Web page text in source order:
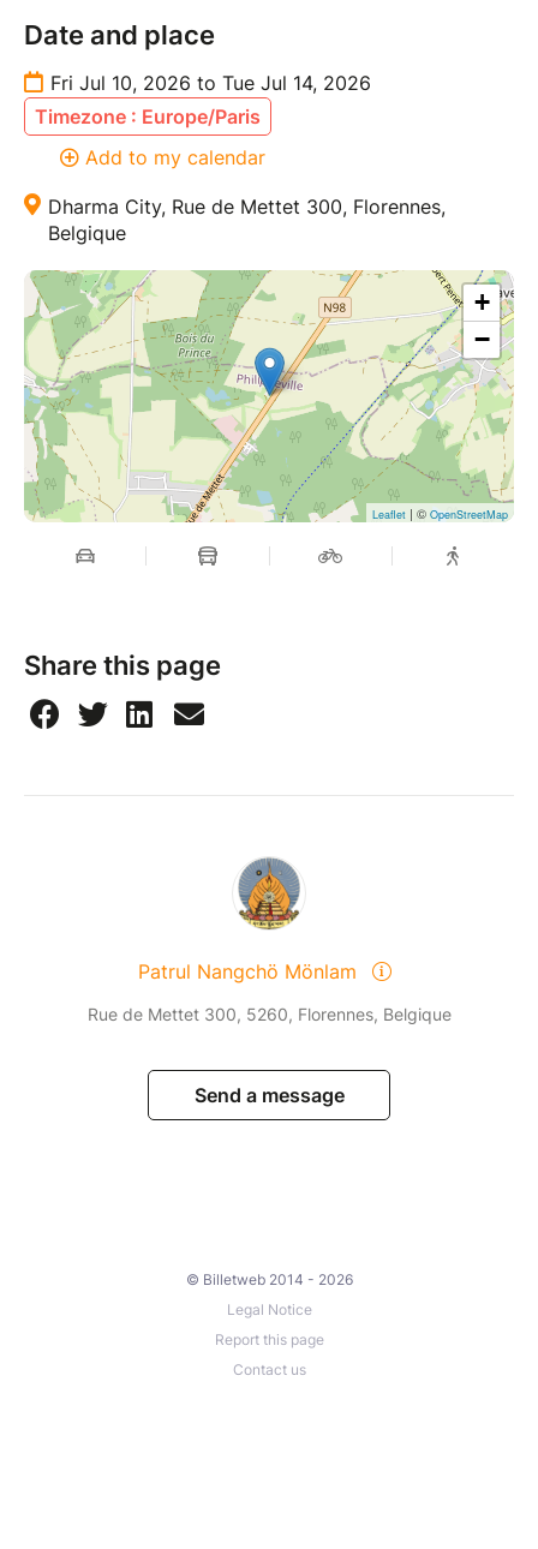
Date and place
Fri Jul 10, 2026 to Tue Jul 14, 2026
Timezone : Europe/Paris
Add to my calendar
Dharma City, Rue de Mettet 300, Florennes,
Belgique
+
−
Leaflet | © OpenStreetMap
Share this page
Patrul Nangchö Mönlam
Rue de Mettet 300, 5260, Florennes, Belgique
Send a message
© Billetweb 2014 - 2026
Legal Notice
Report this page
Contact us